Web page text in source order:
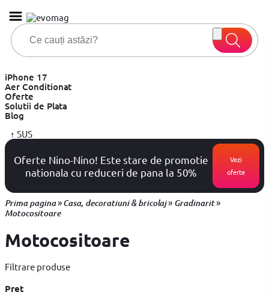
iPhone 17
Aer Conditionat
Oferte
Solutii de Plata
Blog
↑ SUS
Oferte Nino-Nino! Este stare de promotie
nationala cu reduceri de pana la 50%
Vezi
oferte
Prima pagina»Casa, decoratiuni & bricolaj» Gradinarit»
Motocositoare
Motocositoare
Filtrare produse
Pret